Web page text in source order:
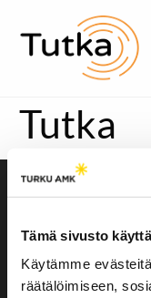
Tämä sivusto
Käytämme
räätälöimiseen,
Tutka